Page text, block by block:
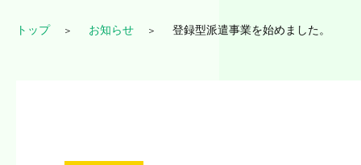
トップ お知らせ 登録型派遣事業を始めました。